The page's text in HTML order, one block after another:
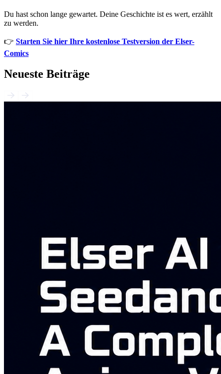
Du hast schon lange gewartet. Deine Geschichte ist es wert, erzählt
zu werden.
👉 Starten Sie hier Ihre kostenlose Testversion der Elser-
Comics
Neueste Beiträge